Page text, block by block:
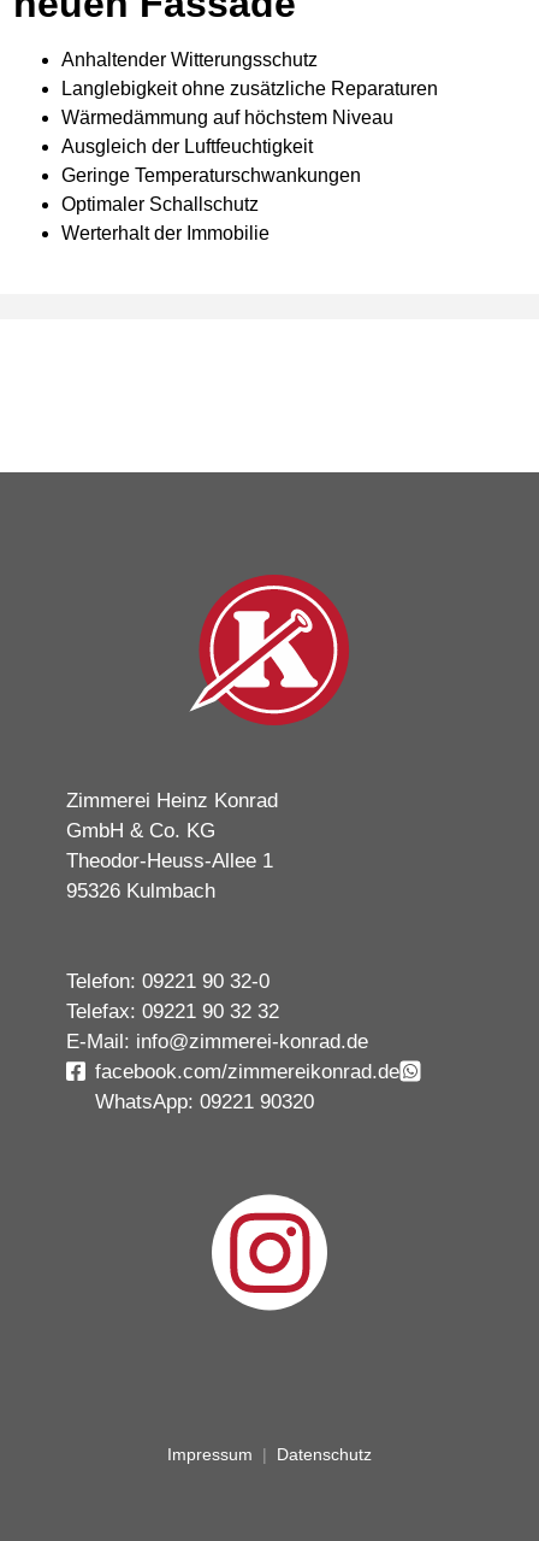
Anhaltender Witterungsschutz
Langlebigkeit ohne zusätzliche Reparaturen
Wärmedämmung auf höchstem Niveau
Ausgleich der Luftfeuchtigkeit
Geringe Temperaturschwankungen
Optimaler Schallschutz
Werterhalt der Immobilie
Zimmerei Heinz Konrad
GmbH & Co. KG
Theodor-Heuss-Allee 1
95326 Kulmbach
Telefon: 09221 90 32-0
Telefax: 09221 90 32 32
E-Mail: info@zimmerei-konrad.de
facebook.com/zimmereikonrad.de
WhatsApp: 09221 90320
Impressum | Datenschutz